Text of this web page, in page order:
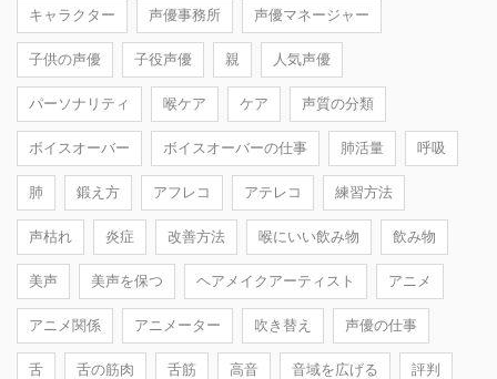
キャラクター 声優事務所 声優マネージャー
子供の声優 子役声優 親 人気声優
パーソナリティ 喉ケア ケア 声質の分類
ボイスオーバー ボイスオーバーの仕事 肺活量 呼吸
肺 鍛え方 アフレコ アテレコ 練習方法
声枯れ 炎症 改善方法 喉にいい飲み物 飲み物
美声 美声を保つ ヘアメイクアーティスト アニメ
アニメ関係 アニメーター 吹き替え 声優の仕事
舌 舌の筋肉 舌筋 高音 音域を広げる 評判